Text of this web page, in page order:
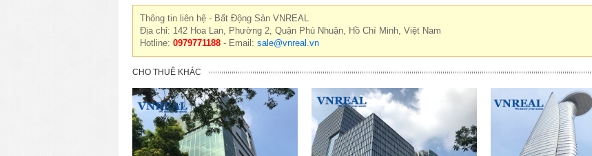
Thông tin liên hệ - Bất Động Sản VNREAL
Địa chỉ: 142 Hoa Lan, Phường 2, Quận Phú Nhuận, Hồ Chí Minh, Việt Nam
Hotline: 0979771188 - Email: sale@vnreal.vn
CHO THUÊ KHÁC